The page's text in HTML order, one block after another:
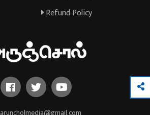
Refund Policy
aruncholmedia@gmail.com